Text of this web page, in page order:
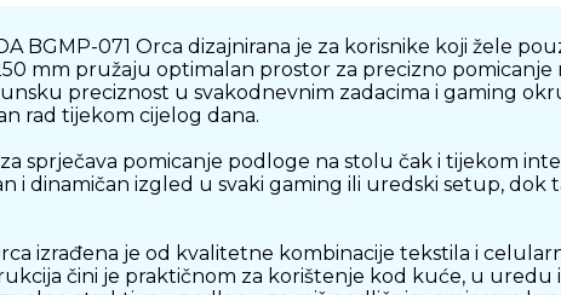
BGMP-071 Orca dizajnirana je za korisnike koji žele
mm pružaju optimalan prostor za precizno
preciznost u svakodnevnim zadacima i gaming
rad tijekom cijelog dana.
sprječava pomicanje podloge na stolu čak i tijekom
i dinamičan izgled u svaki gaming ili uredski setup,
izrađena je od kvalitetne kombinacije tekstila i
čini je praktičnom za korištenje kod kuće, u